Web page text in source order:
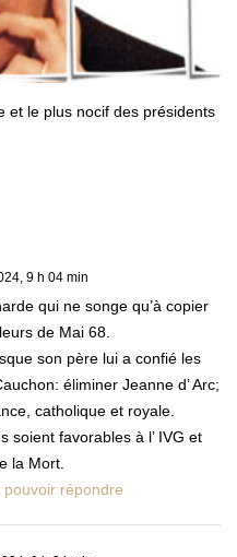
et le plus nocif des présidents
9 h 04 min
qui ne songe qu’à copier
de Mai 68.
son père lui a confié les
éliminer Jeanne d’ Arc;
catholique et royale.
soient favorables à l’ IVG et
la Mort.
répondre